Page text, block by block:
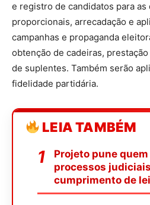
e registro de candidatos para
proporcionais, arrecadação e
campanhas e propaganda
obtenção de cadeiras,
de suplentes. Também serão
fidelidade partidária.
LEIA TAMBÉM
Projeto pune
processos
cumprimento de